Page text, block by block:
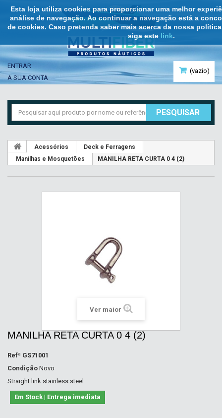
Esta loja utiliza cookies para proporcionar uma melhor
análise de navegação. Ao continuar a navegação está a
de cookies. Caso pretenda saber mais acerca da nossa
siga este link.
(vazio)
ENTRAR
A SUA CONTA
PESQUISAR
Acessórios
Deck e Ferragens
Manilhas e Mosquetões
MANILHA RETA CURTA 0 4 (2)
Ver maior
MANILHA RETA CURTA 0 4 (2)
Refª GS71001
Condição Novo
Straight link stainless steel
Em Stock | Entrega imediata